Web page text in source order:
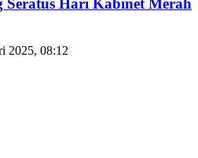
2025, 08:12